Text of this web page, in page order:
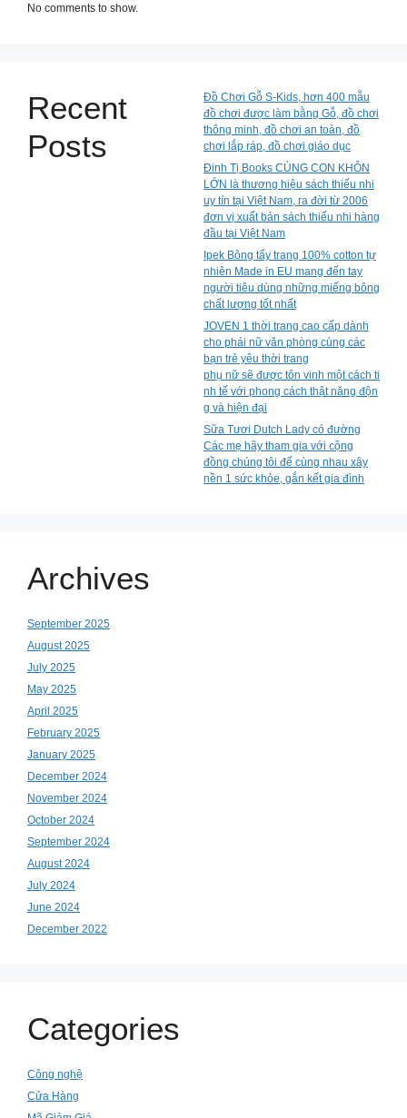
No comments to show.
Recent
Posts
Đồ Chơi Gỗ S-Kids, hơn 400 mẫu
đồ chơi được làm bằng Gỗ, đồ chơi
thông minh, đồ chơi an toàn, đồ
chơi lắp ráp, đồ chơi giáo dục
Đinh Tị Books CÙNG CON KHÔN
LỚN là thương hiệu sách thiếu nhi
uy tín tại Việt Nam, ra đời từ 2006
đơn vị xuất bản sách thiếu nhi hàng
đầu tại Việt Nam
Ipek Bông tẩy trang 100% cotton tự
nhiên Made in EU mang đến tay
người tiêu dùng những miếng bông
chất lượng tốt nhất
JOVEN 1 thời trang cao cấp dành
cho phái nữ văn phòng cùng các
bạn trẻ yêu thời trang
phụ nữ sẽ được tôn vinh một cách ti
nh tế với phong cách thật năng độn
g và hiện đại
Sữa Tươi Dutch Lady có đường
Các mẹ hãy tham gia với cộng
đồng chúng tôi để cùng nhau xây
nền 1 sức khỏe, gắn kết gia đình
Archives
September 2025
August 2025
July 2025
May 2025
April 2025
February 2025
January 2025
December 2024
November 2024
October 2024
September 2024
August 2024
July 2024
June 2024
December 2022
Categories
Công nghệ
Cửa Hàng